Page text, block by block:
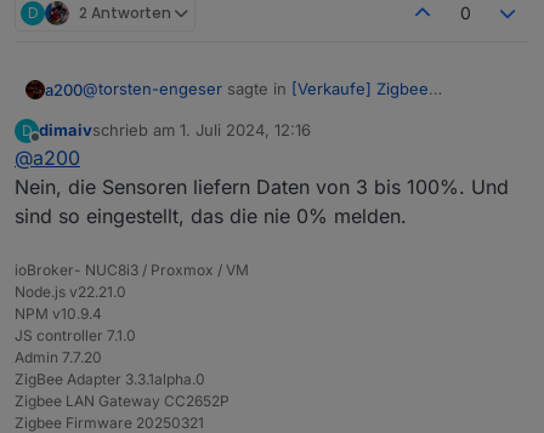
D 2 Antworten 0
a200@torsten-engeser sagte in [Verkaufe] Zigbee
0% oder 100%
Was erwartest du? es sind DIGITALE Sensoren!
D
Offline
dimaivschrieb am 1. Juli 2024, 12:16
zuletzt editiert von
@a200
Nein, die Sensoren liefern Daten von 3 bis 100%. Und
sind so eingestellt, das die nie 0% melden.
ioBroker- NUC8i3 / Proxmox / VM
Node.js v22.21.0
NPM v10.9.4
JS controller 7.1.0
Admin 7.7.20
ZigBee Adapter 3.3.1alpha.0
Zigbee LAN Gateway CC2652P
Zigbee Firmware 20250321